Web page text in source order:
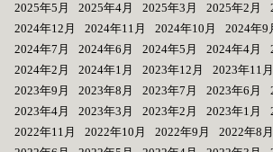
2025年5月
2025年4月 2025年3月 2025年2月
2024年12月
2024年11月 2024年10月 2024年9
2024年7月
2024年6月 2024年5月 2024年4月
2024年2月
2024年1月 2023年12月 2023年11月
2023年9月
2023年8月 2023年7月 2023年6月
2023年4月
2023年3月 2023年2月 2023年1月
2022年11月
2022年10月 2022年9月 2022年8月